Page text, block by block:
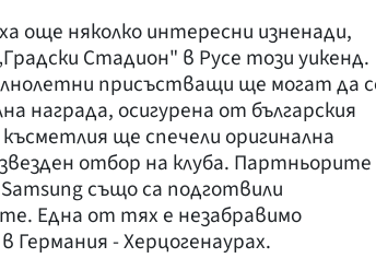
още няколко интересни изненади,
Стадион" в Русе този уикенд.
присъстващи ще могат да
награда, осигурена от българския
ще спечели оригинална
отбор на клуба. Партньорите
също са подготвили
Една от тях е незабравимо
- Херцогенаурах.